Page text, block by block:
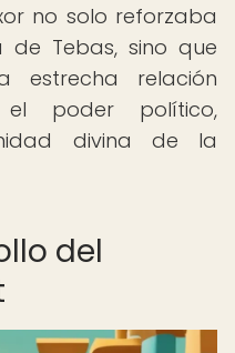
no solo reforzaba
de Tebas, sino que
estrecha relación
poder político,
divina de la
del